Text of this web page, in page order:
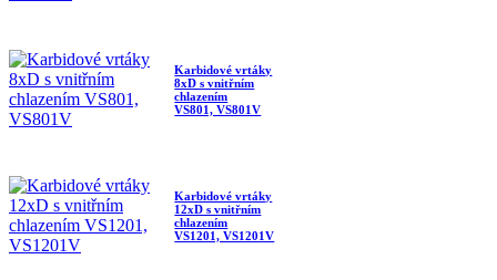
Karbidové vrtáky
8xD s vnitřním
chlazením
VS801, VS801V
Karbidové vrtáky
12xD s vnitřním
chlazením
VS1201, VS1201V